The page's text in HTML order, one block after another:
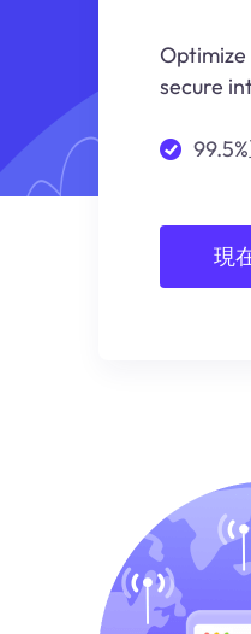
Optimize
secure
現